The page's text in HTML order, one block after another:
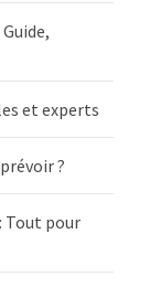
et experts
?
Tout pour